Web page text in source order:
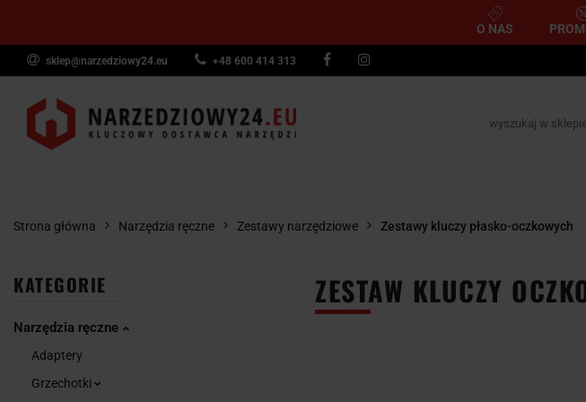
O NAS
sklep@narzedziowy24.eu +48 600 414 313
Narzędzia ręczne Narzędzia
Narzędzia dynamometryczne
Strona główna Narzędzia ręczne Zestawy narzędziowe Zestawy kluczy płasko-oczkowych
KATEGORIE
Narzędzia ręczne
Adaptery
Grzechotki
ZESTAW KLUCZY